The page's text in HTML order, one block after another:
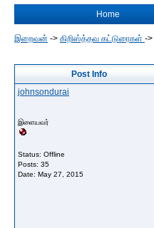
Home
இறைவன் -> கிறிஸ்த்தவ கட்டுரைகள் ->
Post Info
johnsondurai
இளையவர்
Status: Offline
Posts: 35
Date: May 27, 2015